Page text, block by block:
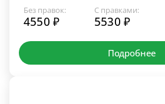
Без правок:
4550 ₽
С правками:
5530 ₽
Подробнее